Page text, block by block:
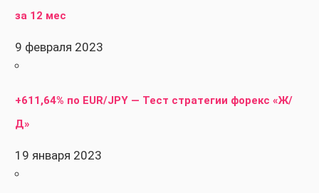
за 12 мес
9 февраля 2023
+611,64% по EUR/JPY — Тест стратегии форекс «Ж/
Д»
19 января 2023